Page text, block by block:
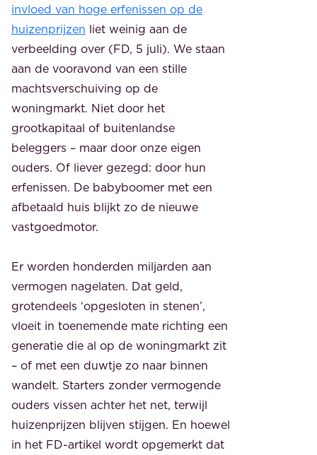
invloed van hoge erfenissen op de
huizenprijzen liet weinig aan de
verbeelding over (FD, 5 juli). We staan
aan de vooravond van een stille
machtsverschuiving op de
woningmarkt. Niet door het
grootkapitaal of buitenlandse
beleggers – maar door onze eigen
ouders. Of liever gezegd: door hun
erfenissen. De babyboomer met een
afbetaald huis blijkt zo de nieuwe
vastgoedmotor.
Er worden honderden miljarden aan
vermogen nagelaten. Dat geld,
grotendeels ‘opgesloten in stenen’,
vloeit in toenemende mate richting een
generatie die al op de woningmarkt zit
– of met een duwtje zo naar binnen
wandelt. Starters zonder vermogende
ouders vissen achter het net, terwijl
huizenprijzen blijven stijgen. En hoewel
in het FD-artikel wordt opgemerkt dat